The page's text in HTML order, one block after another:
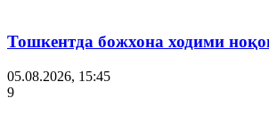
Тошкентда божхона ходими
05.08.2026, 15:45
9